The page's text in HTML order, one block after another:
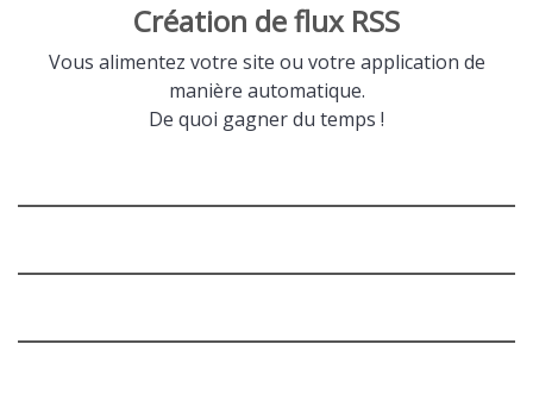
Création de flux RSS
Vous alimentez votre site ou votre application de
manière automatique.
De quoi gagner du temps !